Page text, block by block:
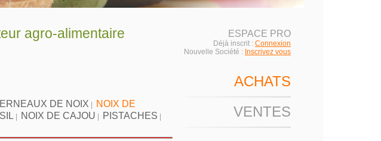
agro-alimentaire ESPACE PRO
Déjà inscrit : Connexion
Nouvelle Société : Inscrivez vous
DE NOIX
NOIX DE
NOIX DE CAJOU PISTACHES
ACHATS
VENTES